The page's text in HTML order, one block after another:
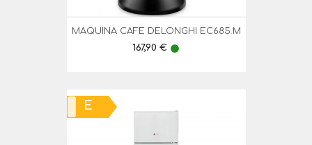
MAQUINA CAFE DELONGHI EC685.M
Preço
167,90 € lens
E